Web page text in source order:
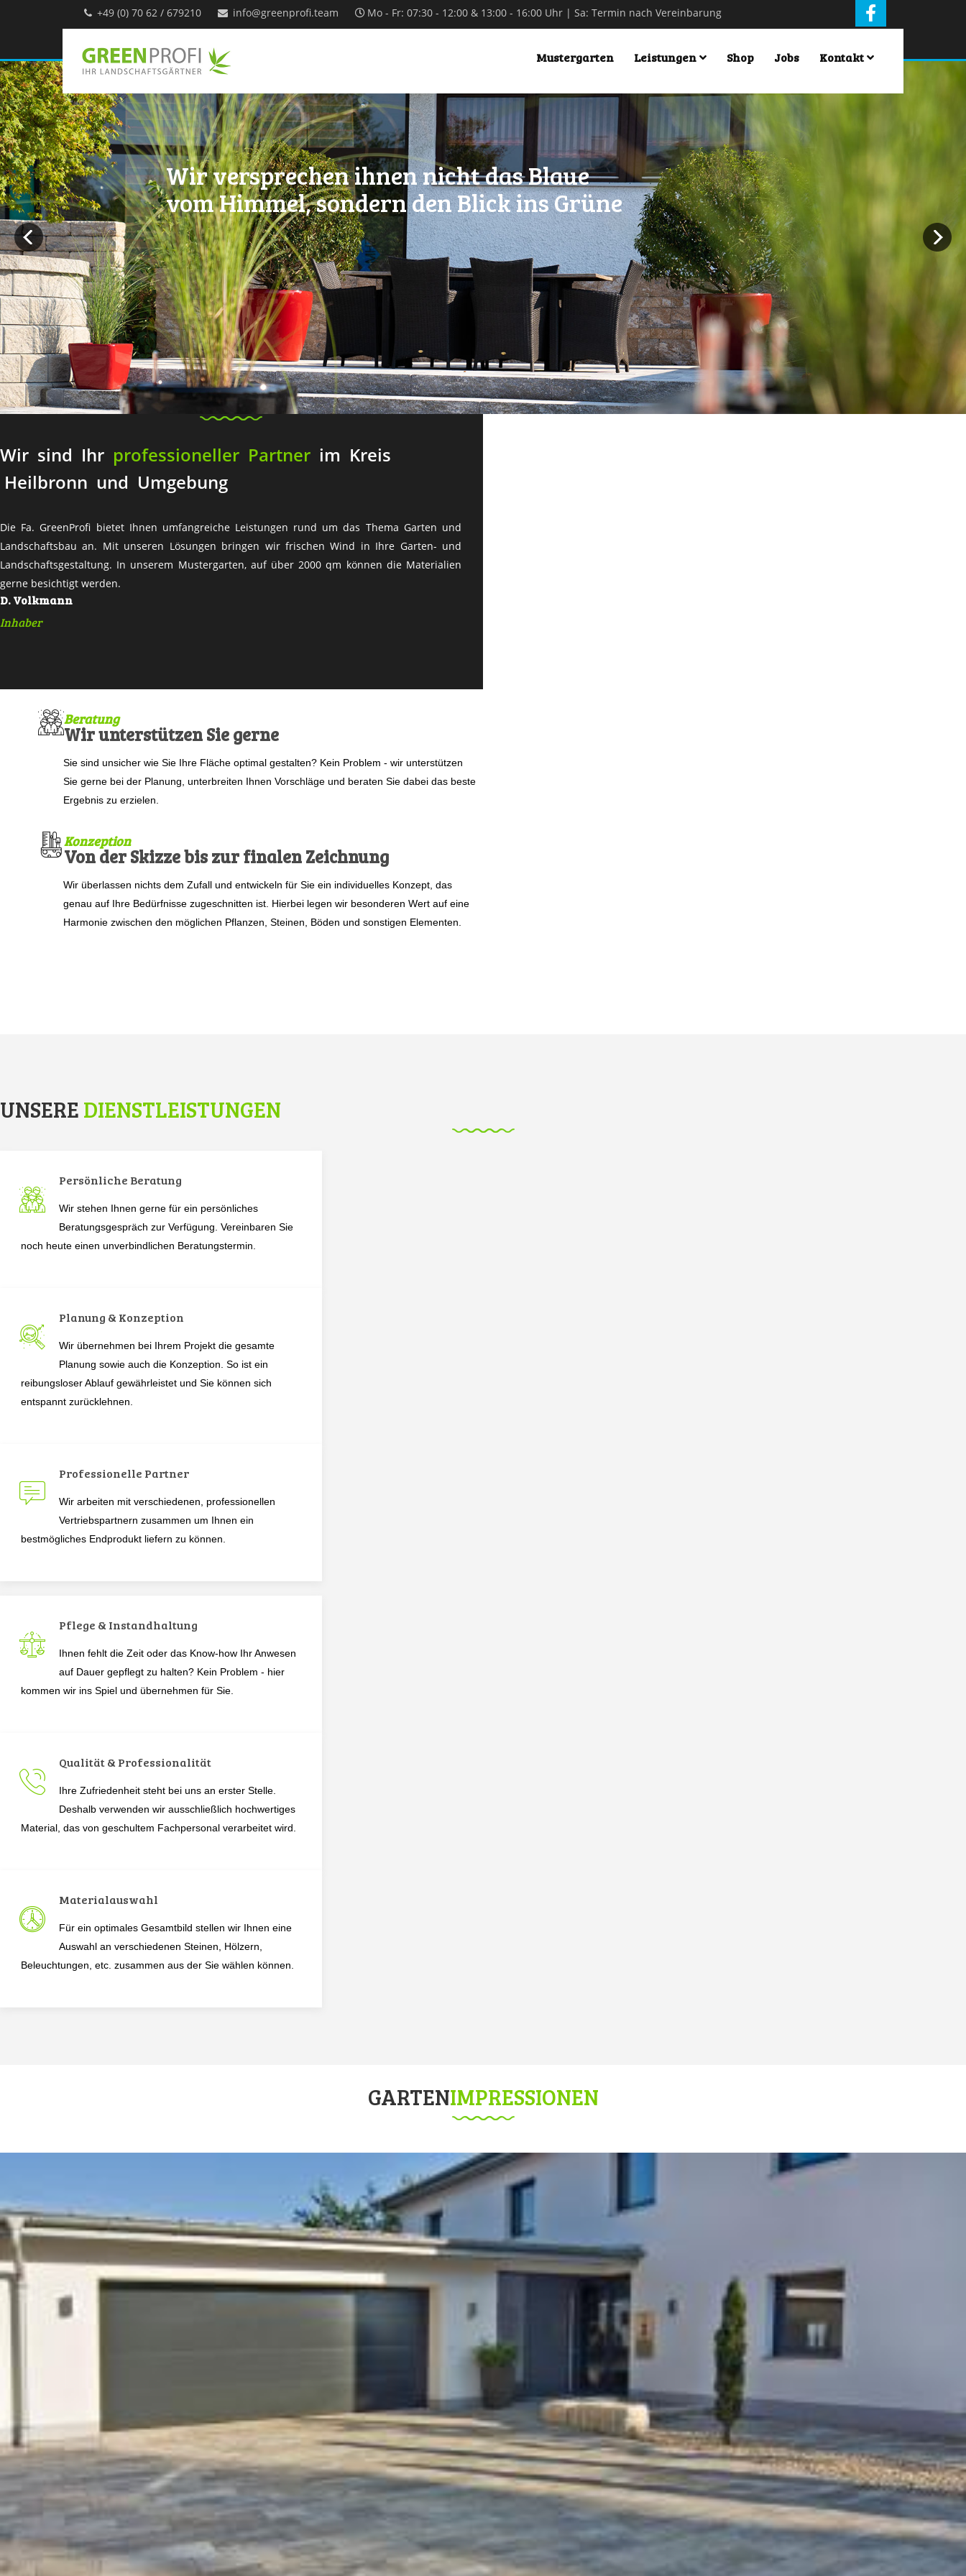
+49 (0) 70 62 / 679210 info@greenprofi.team Mo - Fr: 07:30 - 12:00 & 13:00 - 16:00 Uhr | Sa: Termin nach Vereinbarung
Mustergarten Leistungen Shop Jobs Kontakt
Wir versprechen ihnen nicht das Blaue
vom Himmel,sondern den Blick ins Grüne
GREENPROFIIHR LANDSCHAFTSGÄRTNER
Wir sind Ihr professioneller Partner im Kreis
Heilbronn und Umgebung
Die Fa. GreenProfi bietet Ihnen umfangreiche Leistungen rund um das Thema Garten und
Landschaftsbau an. Mit unseren Lösungen bringen wir frischen Wind in Ihre Garten- und
Landschaftsgestaltung. In unserem Mustergarten, auf über 2000 qm können die Materialien
gerne besichtigt werden.
D. Volkmann
Inhaber
Beratung
Wir unterstützen Sie gerne
Sie sind unsicher wie Sie Ihre Fläche optimal gestalten? Kein Problem - wir unterstützen
Sie gerne bei der Planung, unterbreiten Ihnen Vorschläge und beraten Sie dabei das beste
Ergebnis zu erzielen.
Konzeption
Von der Skizze bis zur finalen Zeichnung
Wir überlassen nichts dem Zufall und entwickeln für Sie ein individuelles Konzept, das
genau auf Ihre Bedürfnisse zugeschnitten ist. Hierbei legen wir besonderen Wert auf eine
Harmonie zwischen den möglichen Pflanzen, Steinen, Böden und sonstigen Elementen.
UNSERE DIENSTLEISTUNGEN
Persönliche Beratung
Wir stehen Ihnen gerne für ein persönliches
Beratungsgespräch zur Verfügung. Vereinbaren Sie
noch heute einen unverbindlichen Beratungstermin.
Planung & Konzeption
Wir übernehmen bei Ihrem Projekt die gesamte
Planung sowie auch die Konzeption. So ist ein
reibungsloser Ablauf gewährleistet und Sie können sich
entspannt zurücklehnen.
Professionelle Partner
Wir arbeiten mit verschiedenen, professionellen
Vertriebspartnern zusammen um Ihnen ein
bestmögliches Endprodukt liefern zu können.
Pflege & Instandhaltung
Ihnen fehlt die Zeit oder das Know-how Ihr Anwesen
auf Dauer gepflegt zu halten? Kein Problem - hier
kommen wir ins Spiel und übernehmen für Sie.
Qualität & Professionalität
Ihre Zufriedenheit steht bei uns an erster Stelle.
Deshalb verwenden wir ausschließlich hochwertiges
Material, das von geschultem Fachpersonal verarbeitet wird.
Materialauswahl
Für ein optimales Gesamtbild stellen wir Ihnen eine
Auswahl an verschiedenen Steinen, Hölzern,
Beleuchtungen, etc. zusammen aus der Sie wählen können.
GARTENIMPRESSIONEN